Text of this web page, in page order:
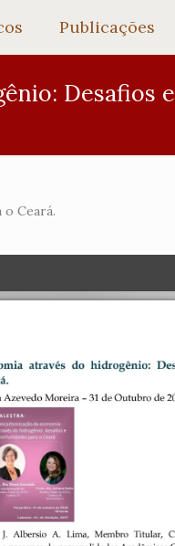
Publicações
Desafios e
Ceará.